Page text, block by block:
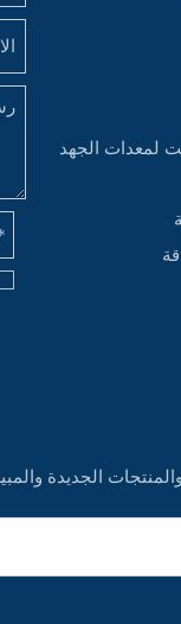
لمعدات الجهد
والمنتجات الجديدة